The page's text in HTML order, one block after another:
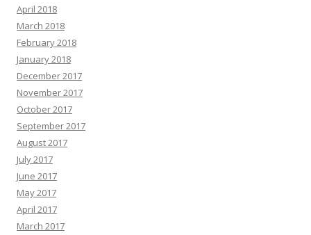
April 2018
March 2018
February 2018
January 2018
December 2017
November 2017
October 2017
September 2017
August 2017
July 2017
June 2017
May 2017
April 2017
March 2017